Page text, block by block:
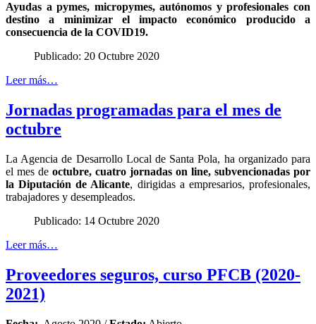
Ayudas a pymes, micropymes, autónomos y profesionales con
destino a minimizar el impacto económico producido a
consecuencia de la COVID19.
Publicado: 20 Octubre 2020
Leer más…
Jornadas programadas para el mes de
octubre
La Agencia de Desarrollo Local de Santa Pola, ha organizado para
el mes de octubre, cuatro jornadas on line, subvencionadas por
la Diputación de Alicante, dirigidas a empresarios, profesionales,
trabajadores y desempleados.
Publicado: 14 Octubre 2020
Leer más…
Proveedores seguros, curso PFCB (2020-
2021)